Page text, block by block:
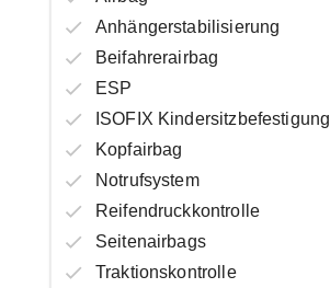
Anhängerstabilisierung
Beifahrerairbag
ESP
ISOFIX Kindersitzbefestigung
Kopfairbag
Notrufsystem
Reifendruckkontrolle
Seitenairbags
Traktionskontrolle